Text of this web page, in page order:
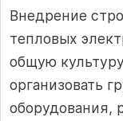
Внедрение
тепловых
общую
организовать
оборудования,